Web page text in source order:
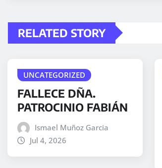
RELATED STORY
UNCATEGORIZED
FALLECE DÑA.
PATROCINIO FABIÁN
Ismael Muñoz Garcia
Jul 4, 2026